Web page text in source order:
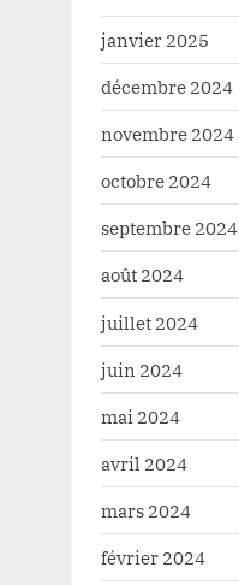
janvier 2025
décembre 2024
novembre 2024
octobre 2024
septembre 2024
août 2024
juillet 2024
juin 2024
mai 2024
avril 2024
mars 2024
février 2024